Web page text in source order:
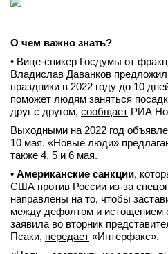
Мероприятия
Новости
Интервью
вконтакте
телеграм
Стать автором
Вход
О чем важно знать?
• Вице-спикер Госдумы от
Владислав Даванков
праздники в 2022 году до 10
поможет людям заняться
друг с другом, сообщает РИА
Выходными на 2022 год
10 мая. «Новые люди»
также 4, 5 и 6 мая.
• Американские санкции,
США против России из-за
направлены на то, чтобы
между дефолтом и истощением
заявила во вторник
Псаки, передает «Интерфакс».